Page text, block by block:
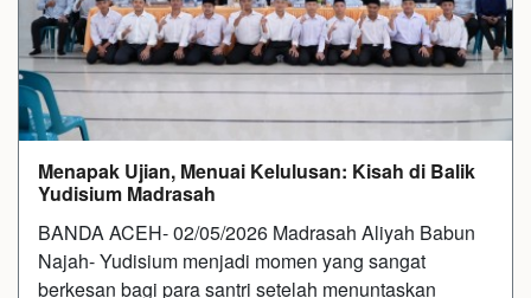
Menapak Ujian, Menuai Kelulusan: Kisah di Balik
Yudisium Madrasah
BANDA ACEH- 02/05/2026 Madrasah Aliyah Babun
Najah- Yudisium menjadi momen yang sangat
berkesan bagi para santri setelah menuntaskan